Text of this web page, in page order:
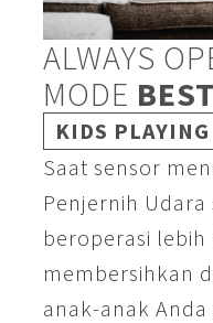
ALWAYS
MODE
KIDS PLAYING
Saat sensor
Penjernih
beroperasi
membersihkan
anak-anak